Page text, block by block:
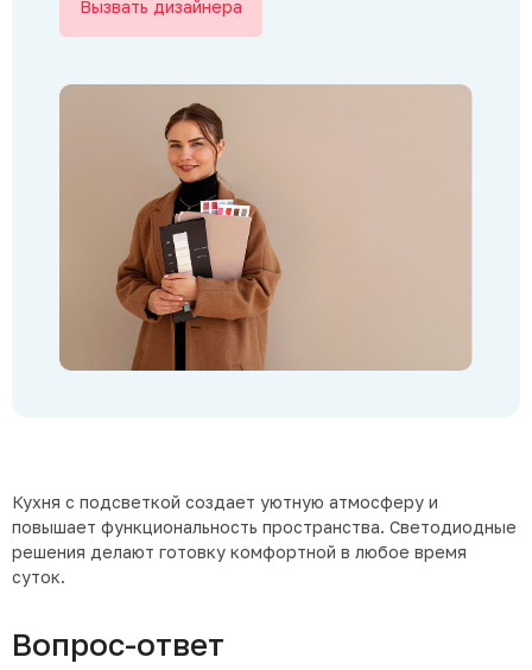
Вызвать дизайнера
Кухня с подсветкой создает уютную атмосферу и
повышает функциональность пространства. Светодиодные
решения делают готовку комфортной в любое время
суток.
Вопрос-ответ